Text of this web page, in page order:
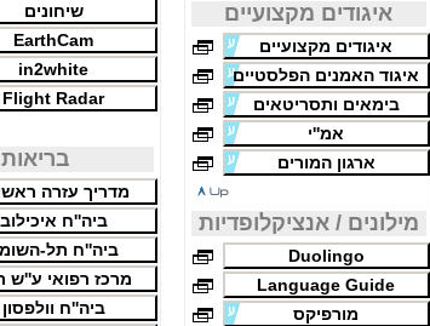
איגודים מקצועיים
איגודים מקצועיים
איגוד האמנים הפלסטיים
בימאים ותסריטאים
אמ''י
ארגון המורים
מילונים / אנציקלופדיות
Duolingo
Language Guide
מורפיקס
שיחונים
EarthCam
in2white
Flight Radar
בריאות
מדריך עזרה
ביה''ח איכילוב
ביה''ח תל-
מרכז רפואי ע''ש
ביה''ח וולפסון